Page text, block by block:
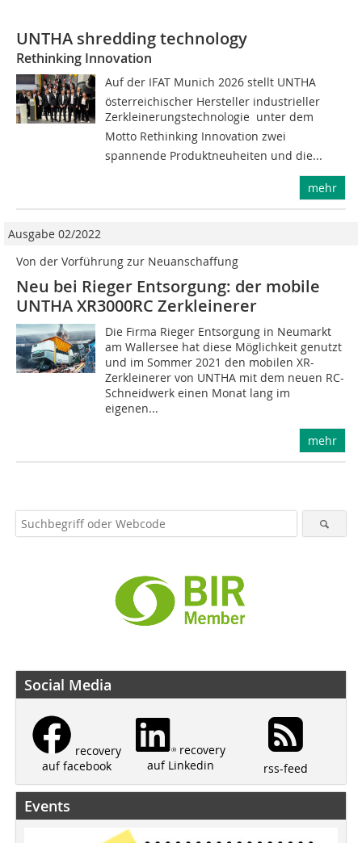
UNTHA shredding technology
Rethinking Innovation
Auf der IFAT Munich 2026 stellt UNTHA 
österreichischer Hersteller industrieller
Zerkleinerungstechnologie  unter dem
Motto Rethinking Innovation zwei
spannende Produktneuheiten und die...
mehr
Ausgabe 02/2022
Von der Vorführung zur Neuanschaffung
Neu bei Rieger Entsorgung: der mobile
UNTHA XR3000RC Zerkleinerer
Die Firma Rieger Entsorgung in Neumarkt
am Wallersee hat diese Möglichkeit genutzt
und im Sommer 2021 den mobilen XR-
Zerkleinerer von UNTHA mit dem neuen RC-
Schneidwerk einen Monat lang im
eigenen...
mehr
Social Media
recovery
auf facebook
recovery
auf Linkedin
rss-feed
Events